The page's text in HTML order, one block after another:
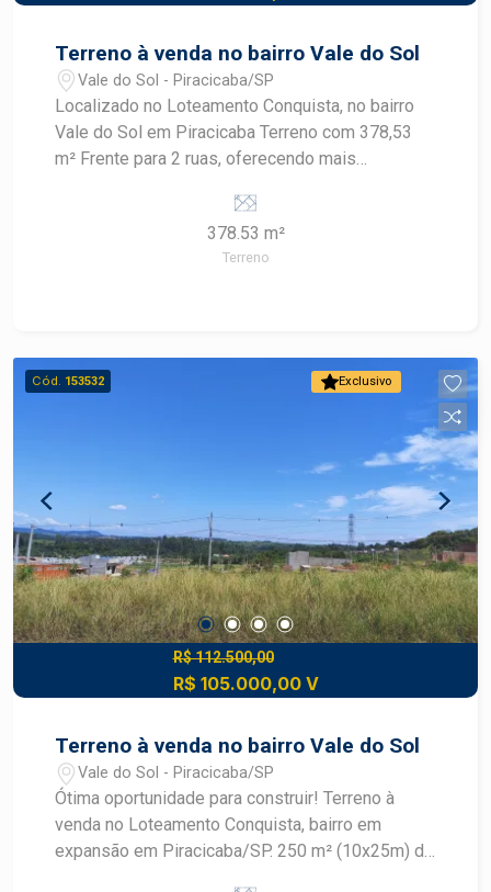
Terreno à venda no bairro Vale do Sol
Vale do Sol - Piracicaba/SP
Localizado no Loteamento Conquista, no bairro
Vale do Sol em Piracicaba Terreno com 378,53
m² Frente para 2 ruas, oferecendo mais
áreas residenciais, comerciais e de uso misto
Infraestrutura completa, ideal para moradores e
investidores Opção para uso residencial ou
378.53 m²
Terreno
Exclusivo
Cód. 153532
R$ 112.500,00
R$ 105.000,00 V
Terreno à venda no bairro Vale do Sol
Vale do Sol - Piracicaba/SP
Ótima oportunidade para construir! Terreno à
venda no Loteamento Conquista, bairro em
expansão em Piracicaba/SP. 250 m² (10x25m) de